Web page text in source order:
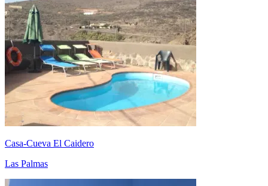
Casa-Cueva El Caidero
Las Palmas